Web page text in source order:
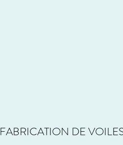
FABRICATION DE